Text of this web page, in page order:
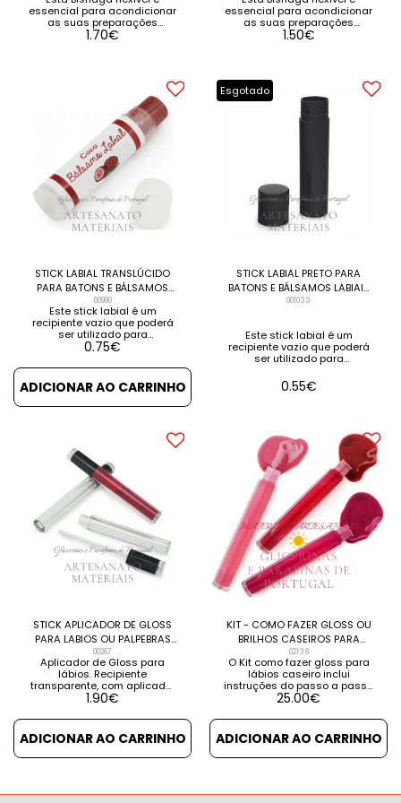
(Unidade)
essencial para acondicionar
as suas preparações
cosméticas: pasta de
1.70€
(unidade)
essencial para acondicionar
as suas preparações
cosméticas: pasta de
ou kit de higiene. VER
1.50€
STICK LABIAL TRANSLÚCIDO
PARA BATONS E BÁLSAMOS
LABIAIS CASEIROS
00990
Este stick labial é um
recipiente vazio que poderá
ser utilizado para
armazenar: bálsamos
barras para picadelas de
insectos ou para diminuir
hematomas, [...] VER
DETALHES VER PRODUTOS
0.75€
ADICIONAR AO CARRINHO
Esgotado
STICK LABIAL PRETO PARA
BATONS E BÁLSAMOS LABIAIS
CASEIROS
001033
Este stick labial é um
recipiente vazio que poderá
ser utilizado para
armazenar: bálsamos
labiais caseiros, batons,
barras para picadelas de
RELACIONADOS
0.55€
STICK APLICADOR DE GLOSS
PARA LABIOS OU PALPEBRAS
(Unidade)
00267
Aplicador de Gloss para
lábios. Recipiente
transparente, com aplicador
de espuma macia. Ideal
próprios gloss ou brilhos
labiais [...] VER DETALHES VER
PRODUTOS RELACIONADOS
1.90€
ADICIONAR AO CARRINHO
KIT - COMO FAZER GLOSS OU
BRILHOS CASEIROS PARA
LABIOS
02138
O Kit como fazer gloss para
lábios caseiro inclui
instruções do passo a passo
+ ingredientes. Basta seguir
preparar! Além disso, este kit
é ideal para dar de presente.
Clique em Ver Detalhes e
descubra tudo o que está
25.00€
ADICIONAR AO CARRINHO